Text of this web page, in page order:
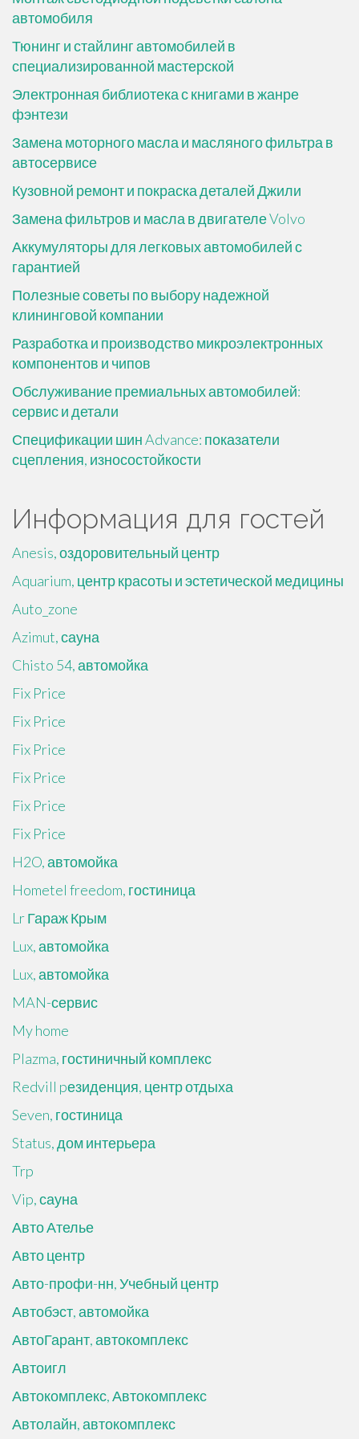
автомобиля
Тюнинг и стайлинг автомобилей в
специализированной мастерской
Электронная библиотека с книгами в жанре
фэнтези
Замена моторного масла и масляного фильтра в
автосервисе
Кузовной ремонт и покраска деталей Джили
Замена фильтров и масла в двигателе Volvo
Аккумуляторы для легковых автомобилей с
гарантией
Полезные советы по выбору надежной
клининговой компании
Разработка и производство микроэлектронных
компонентов и чипов
Обслуживание премиальных автомобилей:
сервис и детали
Спецификации шин Advance: показатели
сцепления, износостойкости
Информация для гостей
Anesis, оздоровительный центр
Aquarium, центр красоты и эстетической медицины
Auto_zone
Azimut, сауна
Chisto 54, автомойка
Fix Price
Fix Price
Fix Price
Fix Price
Fix Price
Fix Price
H2O, автомойка
Hometel freedom, гостиница
Lr Гараж Крым
Lux, автомойка
Lux, автомойка
MAN-сервис
My home
Plazma, гостиничный комплекс
Redvill pезиденция, центр отдыха
Seven, гостиница
Status, дом интерьера
Trp
Vip, сауна
Авто Ателье
Авто центр
Авто-профи-нн, Учебный центр
Автобэст, автомойка
АвтоГарант, автокомплекс
Автоигл
Автокомплекс, Автокомплекс
Автолайн, автокомплекс